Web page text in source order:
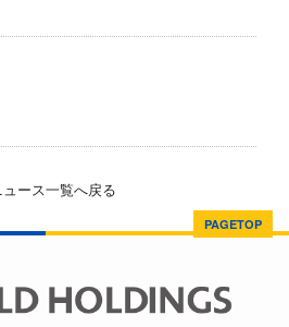
ュース一覧へ戻る
PAGETOP